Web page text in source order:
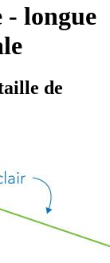
- longue
de